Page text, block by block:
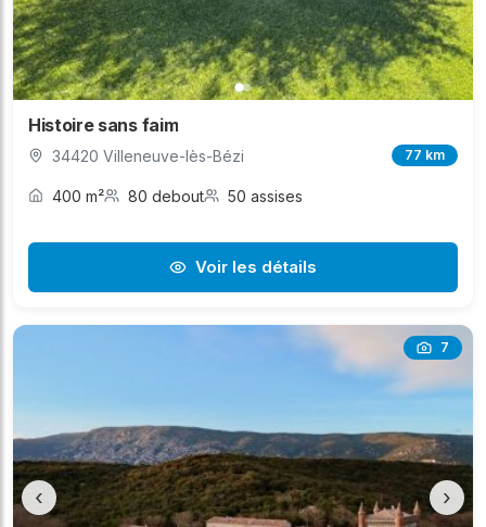
Histoire sans faim
34420 Villeneuve-lès-Bézi 77 km
400 m² 80 debout 50 assises
Voir les détails
7
‹ ›